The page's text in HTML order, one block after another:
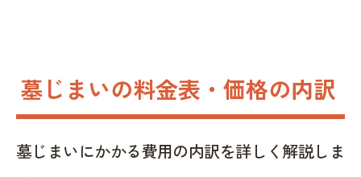
墓じまいの料金表・価格の内訳
墓じまいにかかる費用の内訳を詳しく解説しま